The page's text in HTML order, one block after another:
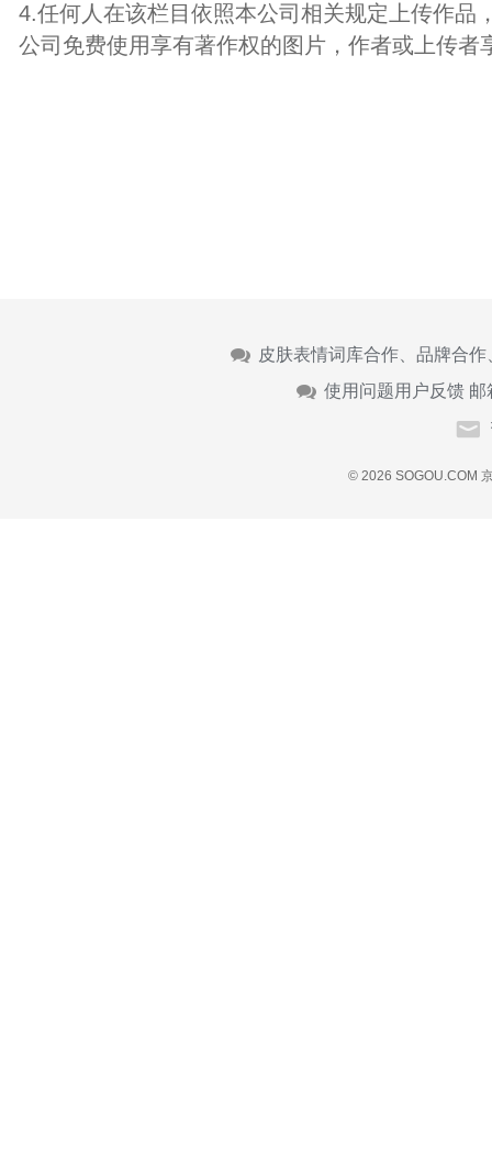
4.任何人在该栏目依照本公司相关规定上传作品
公司免费使用享有著作权的图片，作者或上传者
皮肤表情词库合作、品牌合
使用问题用户反馈 邮
© 2026 SOGOU.COM